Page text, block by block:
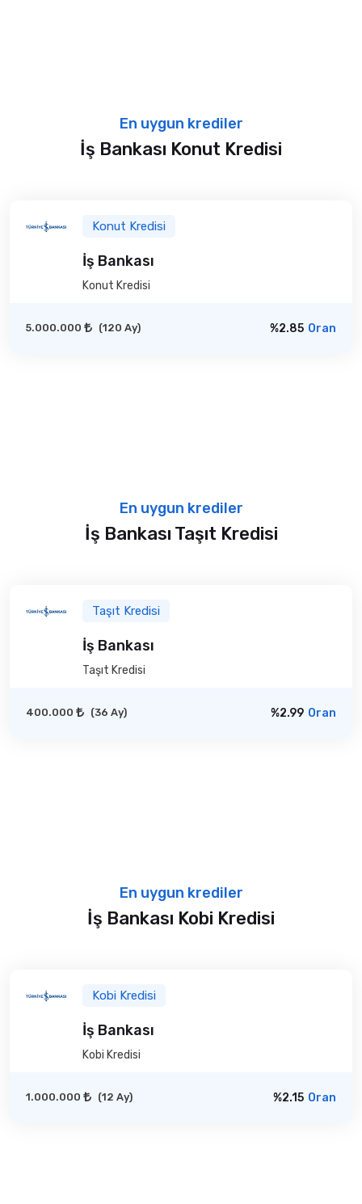
En uygun krediler
İş Bankası Konut Kredisi
Konut Kredisi
İş Bankası
Konut Kredisi
5.000.000 (120 Ay) %2.85 Oran
En uygun krediler
İş Bankası Taşıt Kredisi
Taşıt Kredisi
İş Bankası
Taşıt Kredisi
400.000 (36 Ay) %2.99 Oran
En uygun krediler
İş Bankası Kobi Kredisi
Kobi Kredisi
İş Bankası
Kobi Kredisi
1.000.000 (12 Ay) %2.15 Oran